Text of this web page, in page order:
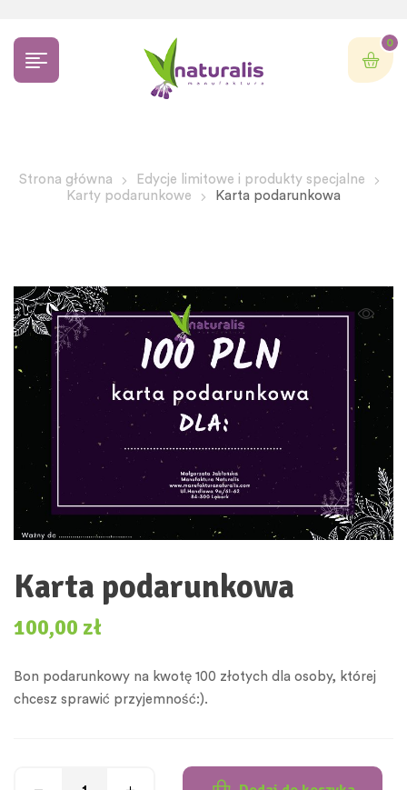
0
Strona główna
Edycje limitowe i produkty specjalne
Karty podarunkowe
Karta podarunkowa
Karta podarunkowa
100,00 zł
Bon podarunkowy na kwotę 100 złotych dla osoby, której
chcesz sprawić przyjemność:).